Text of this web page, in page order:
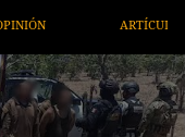
ARTÍCULOS